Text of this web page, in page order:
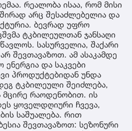
რეალობა ისაა, რომ მისი
არც შესაძლებელია და
ბევრად უფრო
ტკბილეულთან ჯანსაღი
სასურველია, შაქარი
შევთავაზოთ. ამ ასაკამდე
ენერგია და საკვები
პროდუქტებიდან უნდა
ტკბილეული შეიძლება,
მცირე რაოდენობით. ის
ყოველდღიური ჩვევა,
საშუალება. რით
შევთავაზოთ: სეზონური